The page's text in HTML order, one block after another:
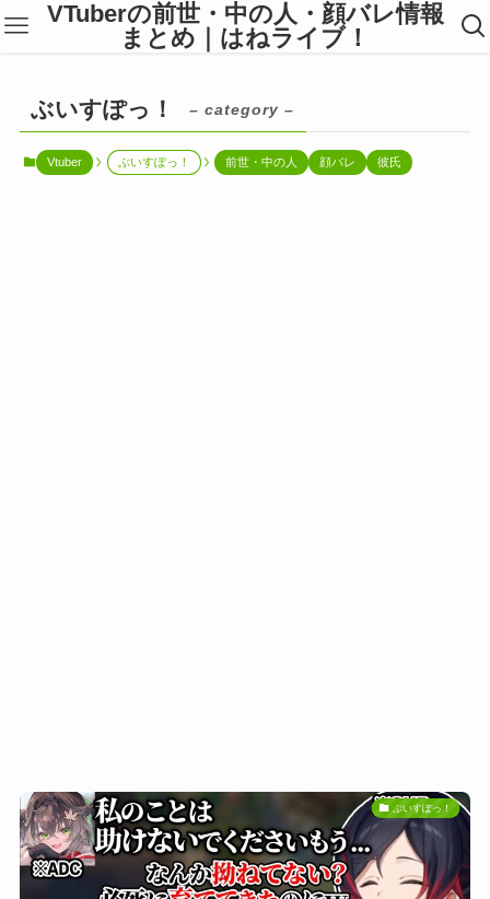
VTuberの前世・中の人・顔バレ情報
まとめ｜はねライブ！
ぶいすぽっ！ – category –
Vtuber ぶいすぽっ！ 前世・中の人 顔バレ 彼氏
ぶいすぽっ！